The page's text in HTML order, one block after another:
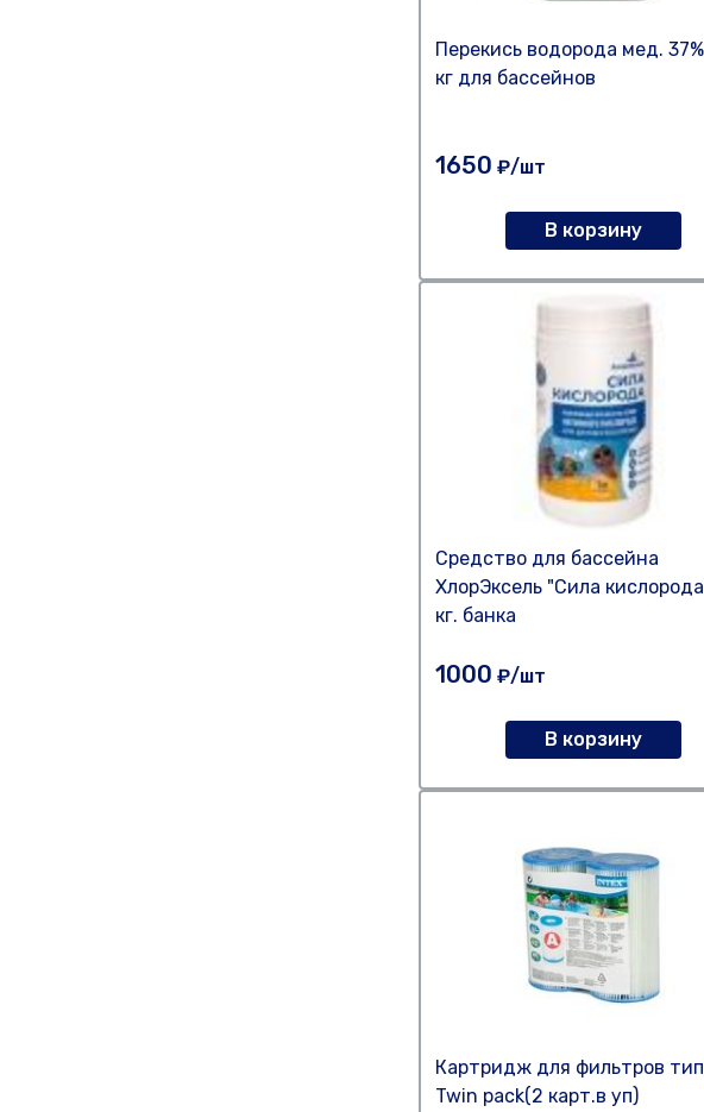
Перекись водорода мед. 37%
кг для бассейнов
1650 ₽/шт
В корзину
Средство для бассейна
ХлорЭксель "Сила
кг. банка
1000 ₽/шт
В корзину
Картридж для фильтров
Twin pack(2 карт.в уп)